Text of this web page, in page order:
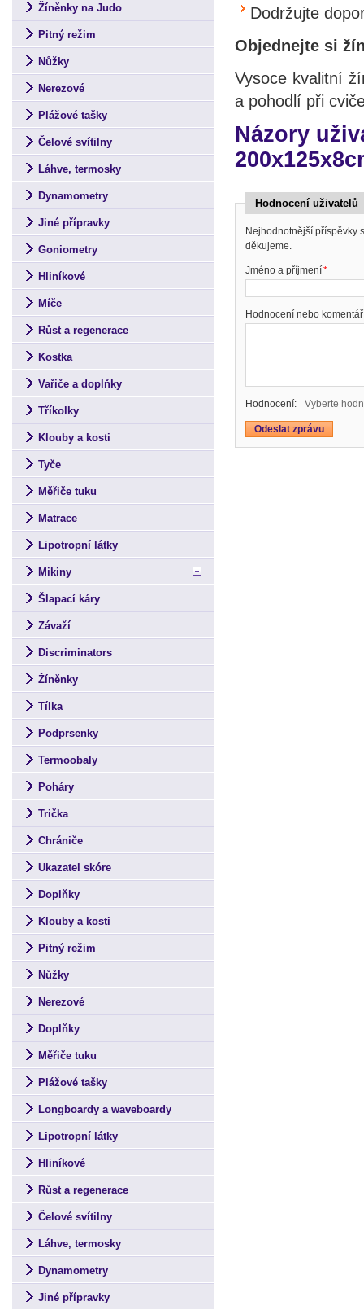
Dodržujte
Objednejte si
Vysoce kvalitní
a pohodlí při
Názory
Hodnocení uživatelů
Nejhodnotnější příspěvky
děkujeme.
Jméno a příjmení*
Hodnocení nebo komentář
Hodnocení: Vyberte
Žíněnky na Judo
Pitný režim
Nůžky
Nerezové
Plážové tašky
Čelové svítilny
Láhve, termosky
Dynamometry
Jiné přípravky
Goniometry
Hliníkové
Míče
Růst a regenerace
Kostka
Vařiče a doplňky
Tříkolky
Klouby a kosti
Tyče
Měřiče tuku
Matrace
Lipotropní látky
Mikiny
Šlapací káry
Závaží
Discriminators
Žíněnky
Tílka
Podprsenky
Termoobaly
Poháry
Trička
Chrániče
Ukazatel skóre
Doplňky
Klouby a kosti
Pitný režim
Nůžky
Nerezové
Doplňky
Měřiče tuku
Plážové tašky
Longboardy a waveboardy
Lipotropní látky
Hliníkové
Růst a regenerace
Čelové svítilny
Láhve, termosky
Dynamometry
Jiné přípravky